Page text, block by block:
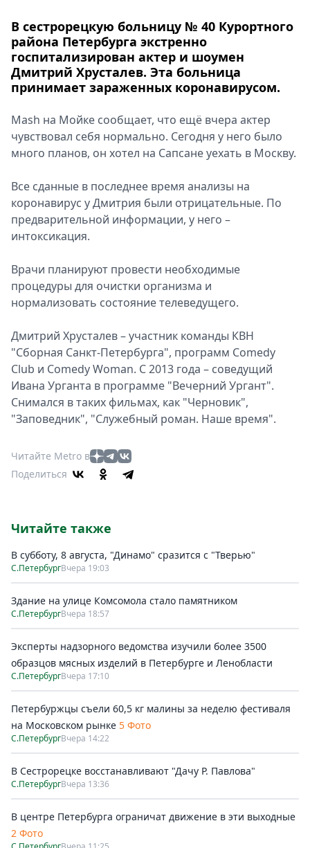
В сестрорецкую больницу № 40 Курортного
района Петербурга экстренно
госпитализирован актер и шоумен
Дмитрий Хрусталев. Эта больница
принимает зараженных коронавирусом.
Мash на Мойке сообщает, что ещё вчера актер
чувствовал себя нормально. Сегодня у него было
много планов, он хотел на Сапсане уехать в Москву.
Все сданные в последнее время анализы на
коронавирус у Дмитрия были отрицательные. По
предварительной информации, у него –
интоксикация.
Врачи планируют провести необходимые
процедуры для очистки организма и
нормализовать состояние телеведущего.
Дмитрий Хрусталев – участник команды КВН
"Сборная Санкт-Петербурга", программ Comedy
Club и Comedy Woman. С 2013 года – соведущий
Ивана Урганта в программе "Вечерний Ургант".
Снимался в таких фильмах, как "Черновик",
"Заповедник", "Служебный роман. Наше время".
Читайте Metro в
Поделиться
Читайте также
В субботу, 8 августа, "Динамо" сразится с "Тверью"
С.ПетербургВчера 19:03
Здание на улице Комсомола стало памятником
С.ПетербургВчера 18:57
Эксперты надзорного ведомства изучили более 3500
образцов мясных изделий в Петербурге и Ленобласти
С.ПетербургВчера 17:10
Петербуржцы съели 60,5 кг малины за неделю фестиваля
на Московском рынке 5 Фото
С.ПетербургВчера 14:22
В Сестрорецке восстанавливают "Дачу Р. Павлова"
С.ПетербургВчера 13:36
В центре Петербурга ограничат движение в эти выходные
2 Фото